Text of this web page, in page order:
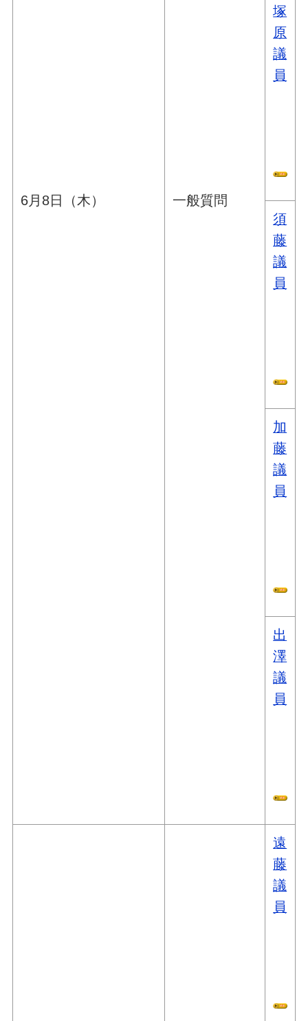
6月8日（木） 一般質問
塚
原
議
員
須
藤
議
員
加
藤
議
員
出
澤
議
員
遠
藤
議
員